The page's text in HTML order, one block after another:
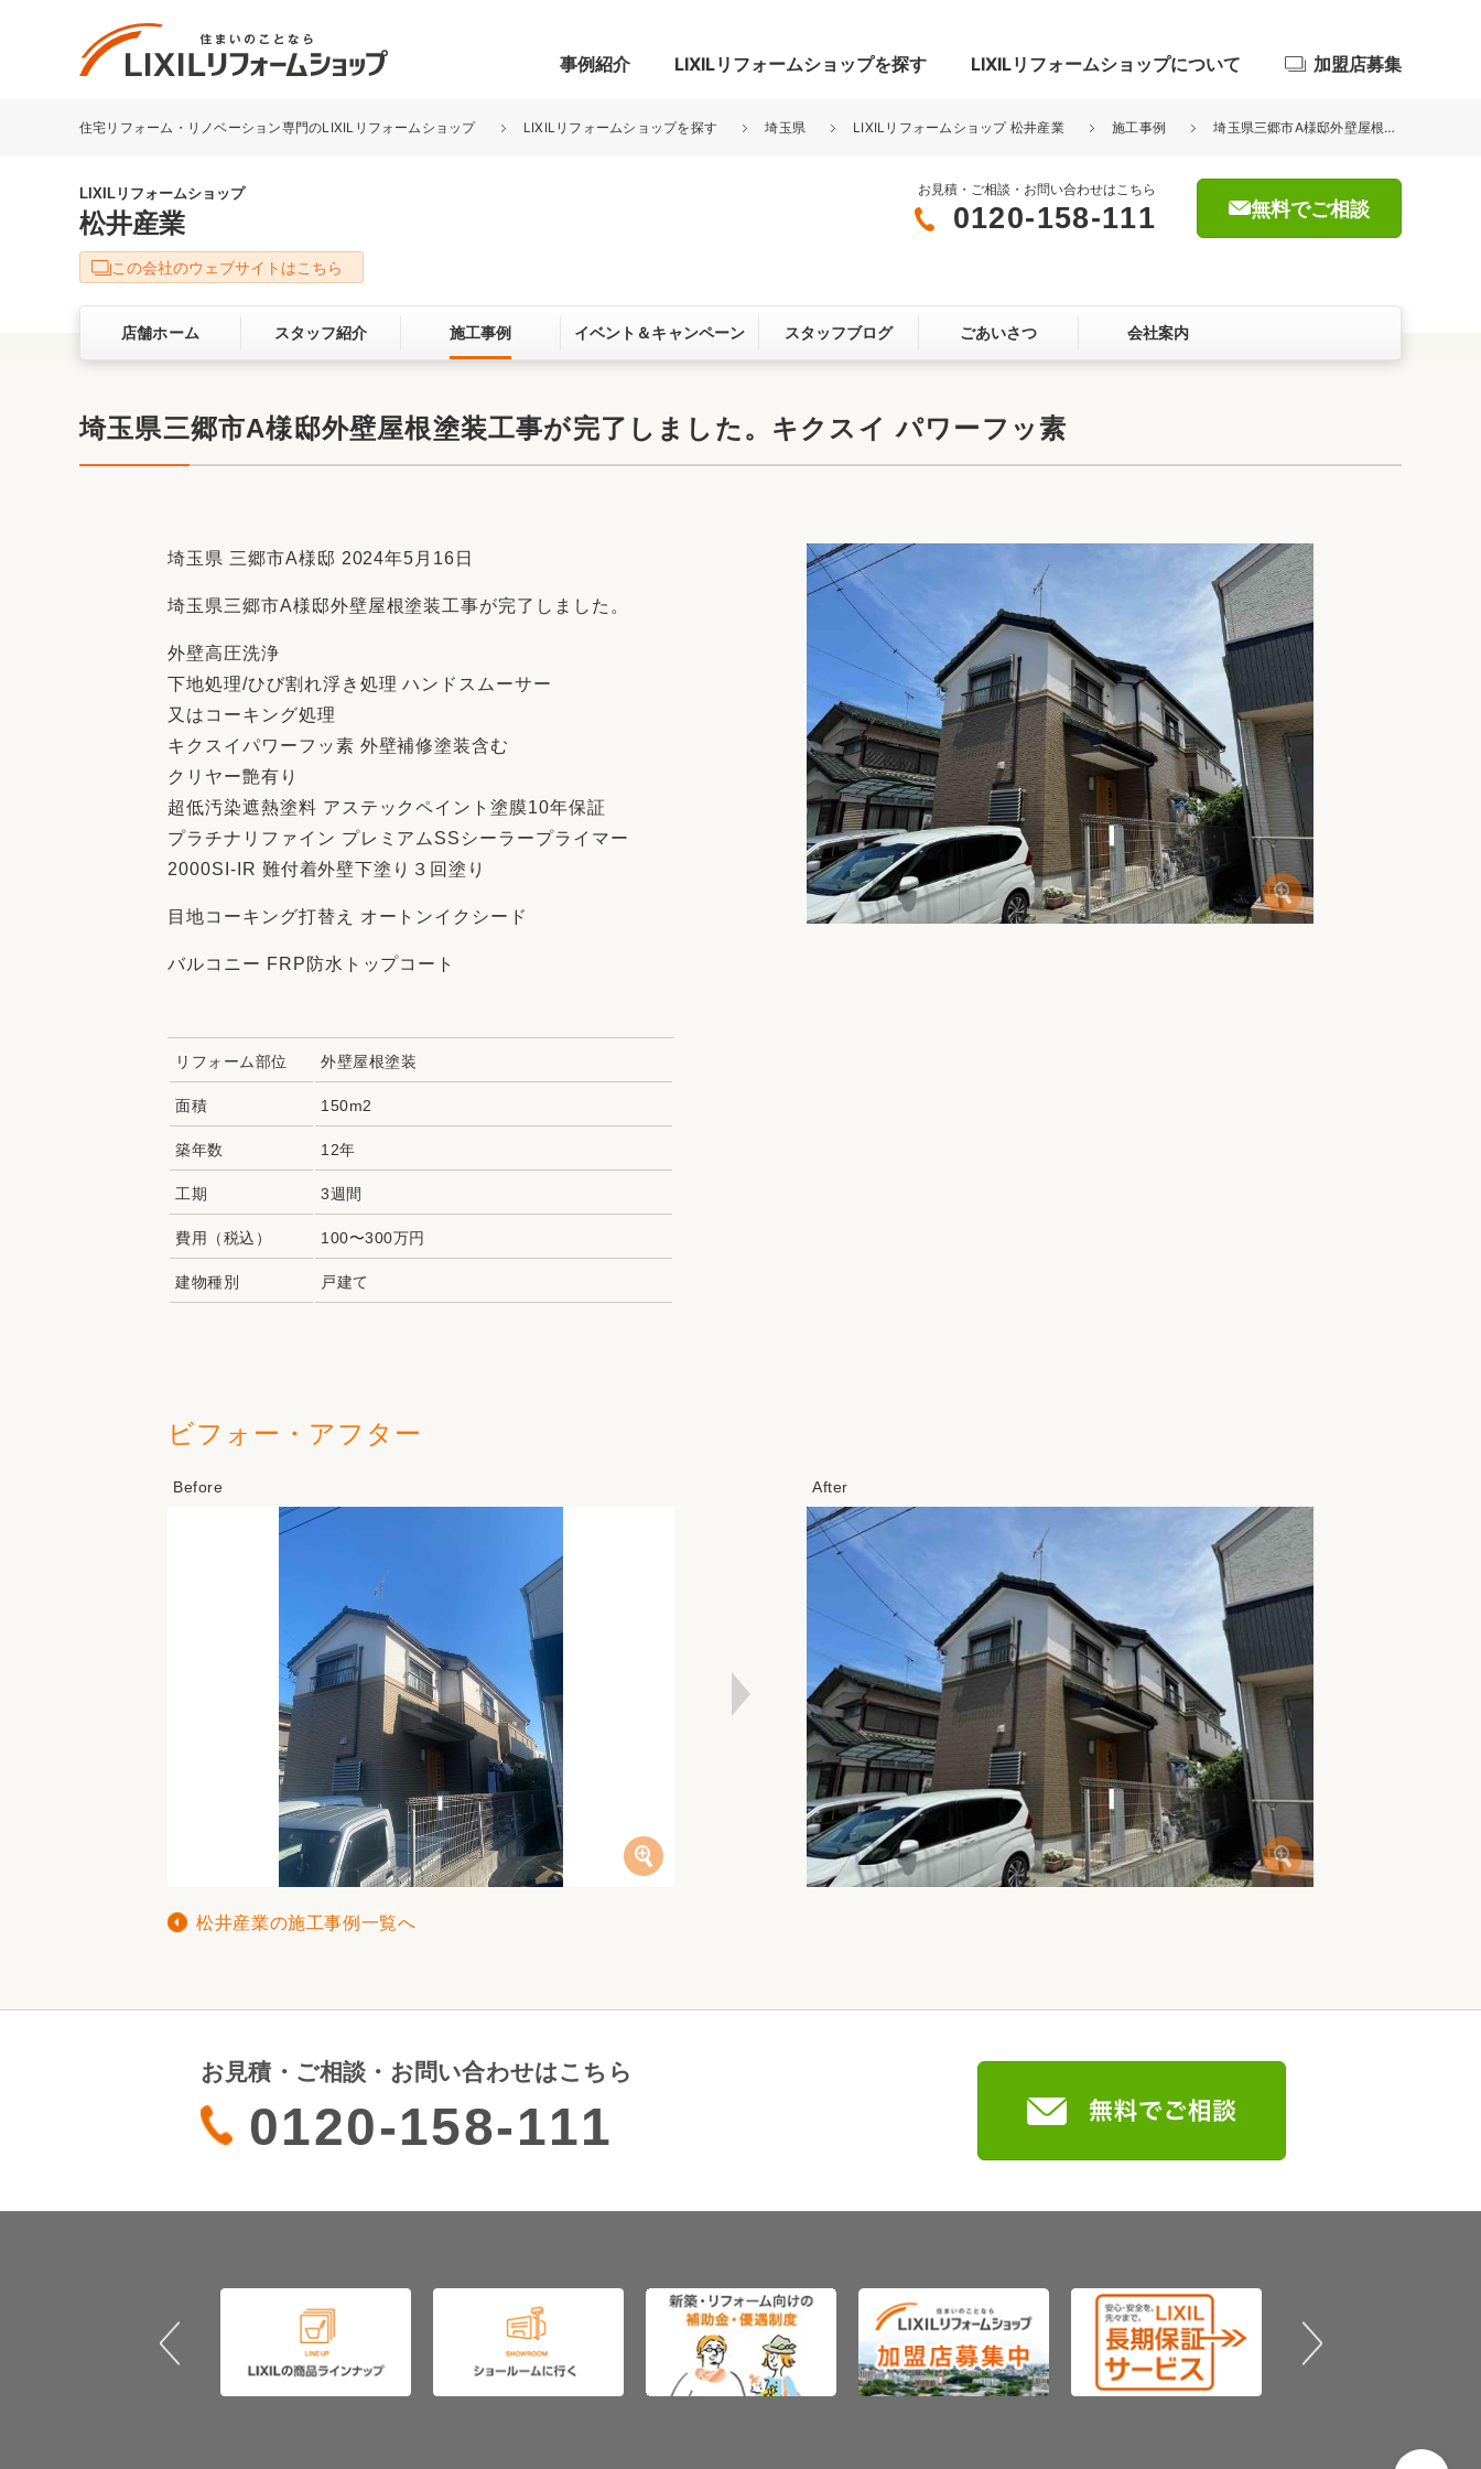
事例紹介
リフォーム事例を探す
キッチン
洗面化粧室 トイレ 玄関まわり 門まわり 屋根・外壁
ベランダ・バルコニー ガーデンスペース カースペース
お客さまの声 3Dシミュレーション
LIXILリフォームショップを探す LIXILリフォームショップについて
LIXILリフォームショップについて
サービス向上・品質改善の取り組み お客さま満足度アンケート
ここちいい暮らしをつくる、価値・性能向上
リフォームアクセル
中古物件探しから性能向上リフォームをワン
ストップ
加盟店募集
住宅リフォーム・リノベーション専門のLIXILリフォームショップ LIXILリフォームショップを探す 埼玉県 LIXILリフォームショップ 松井産業 施工事例 埼玉県三郷市A様邸外壁屋根塗装工事が完了しました。キクスイ パワーフッ素
LIXILリフォームショップ
松井産業
お見積・ご相談・お問い合わせはこちら
0120-158-111 無料でご相談
この会社のウェブサイトはこちら
店舗ホーム スタッフ紹介 施工事例 イベント＆キャンペーン スタッフブログ ごあいさつ 会社案内
埼玉県三郷市A様邸外壁屋根塗装工事が完了しました。キクスイ パワーフッ素
埼玉県 三郷市A様邸 2024年5月16日
埼玉県三郷市A様邸外壁屋根塗装工事が完了しました。
外壁高圧洗浄
下地処理/ひび割れ浮き処理 ハンドスムーサー
又はコーキング処理
キクスイパワーフッ素 外壁補修塗装含む
クリヤー艶有り
超低汚染遮熱塗料 アステックペイント塗膜10年保証
プラチナリファイン プレミアムSSシーラープライマー
2000SI-IR 難付着外壁下塗り３回塗り
目地コーキング打替え オートンイクシード
バルコニー FRP防水トップコート
リフォーム部位 外壁屋根塗装
面積 150m2
築年数 12年
工期 3週間
費用（税込） 100〜300万円
建物種別 戸建て
ビフォー・アフター
松井産業の施工事例一覧へ
お見積・ご相談・お問い合わせはこちら
0120-158-111